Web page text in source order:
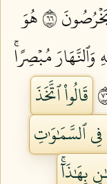
٦٦
هُوَ
مُبۡصِرًاۚ
قَالُواْ ٱتَّخَذَ
فِي ٱلسَّمَٰوَٰتِ
بِهَٰذَآۚ